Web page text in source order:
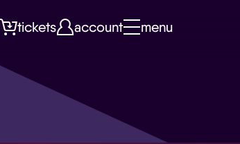
tickets account menu